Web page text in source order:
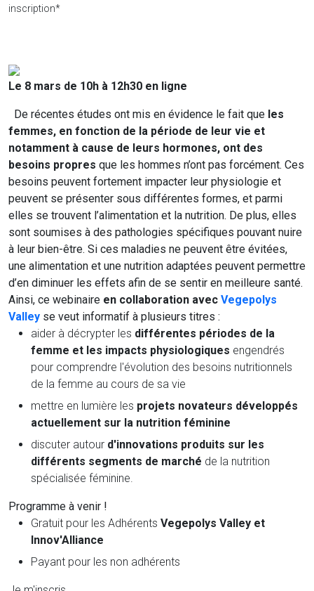
inscription*
Le 8 mars de 10h à 12h30 en ligne
De récentes études ont mis en évidence le fait que les
femmes, en fonction de la période de leur vie et
notamment à cause de leurs hormones, ont des
besoins propres que les hommes n’ont pas forcément. Ces
besoins peuvent fortement impacter leur physiologie et
peuvent se présenter sous différentes formes, et parmi
elles se trouvent l’alimentation et la nutrition. De plus, elles
sont soumises à des pathologies spécifiques pouvant nuire
à leur bien-être. Si ces maladies ne peuvent être évitées,
une alimentation et une nutrition adaptées peuvent permettre
d’en diminuer les effets afin de se sentir en meilleure santé.
Ainsi, ce webinaire en collaboration avec Vegepolys
Valley se veut informatif à plusieurs titres :
aider à décrypter les différentes périodes de la
femme et les impacts physiologiques engendrés
pour comprendre l'évolution des besoins nutritionnels
de la femme au cours de sa vie
mettre en lumière les projets novateurs développés
actuellement sur la nutrition féminine
discuter autour d'innovations produits sur les
différents segments de marché de la nutrition
spécialisée féminine.
Programme à venir !
Gratuit pour les Adhérents Vegepolys Valley et
Innov'Alliance
Payant pour les non adhérents